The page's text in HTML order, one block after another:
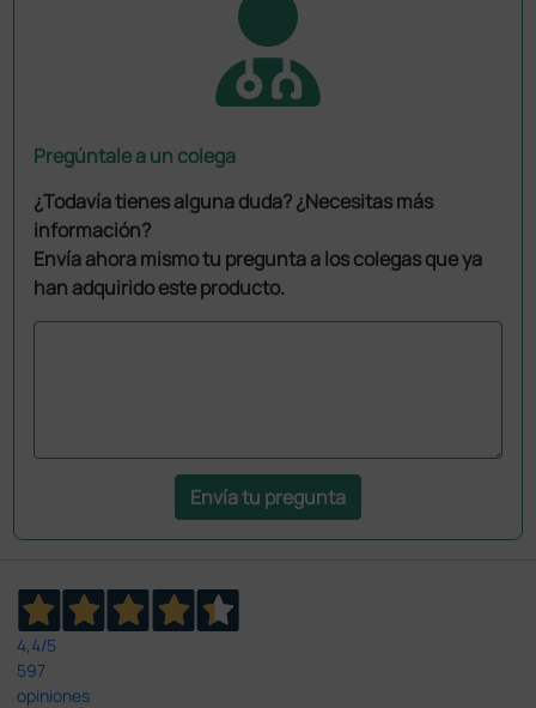
Pregúntale a un colega
¿Todavía tienes alguna duda? ¿Necesitas más
información?
Envía ahora mismo tu pregunta a los colegas que ya
han adquirido este producto.
Envía tu pregunta
4,4/5
597
opiniones